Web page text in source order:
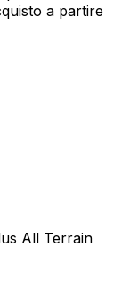
a partire
All Terrain